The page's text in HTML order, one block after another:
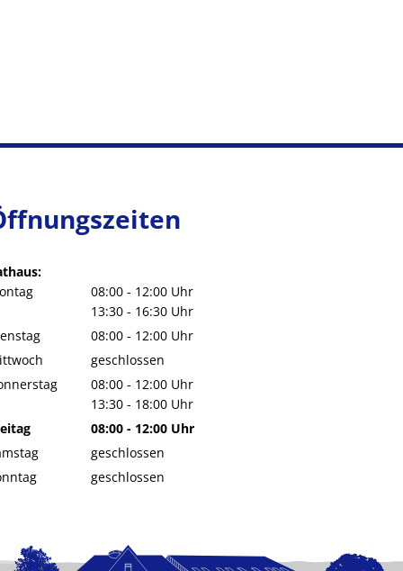
08:00 - 12:00 Uhr
Von 08:00 bis 12:00 Uhr
13:30 - 16:30 Uhr
Von 13:30 bis 16:30 Uhr
08:00 - 12:00 Uhr
Von 08:00 bis 12:00 Uhr
geschlossen
08:00 - 12:00 Uhr
Von 08:00 bis 12:00 Uhr
13:30 - 18:00 Uhr
Von 13:30 bis 18:00 Uhr
08:00 - 12:00 Uhr
Von 08:00 bis 12:00 Uhr
geschlossen
geschlossen